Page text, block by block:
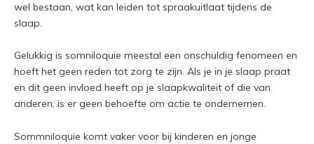
wel bestaan, wat kan leiden tot spraakuitlaat tijdens de
slaap.
Gelukkig is somniloquie meestal een onschuldig fenomeen en
hoeft het geen reden tot zorg te zijn. Als je in je slaap praat
en dit geen invloed heeft op je slaapkwaliteit of die van
anderen, is er geen behoefte om actie te ondernemen.
Sommniloquie komt vaker voor bij kinderen en jonge